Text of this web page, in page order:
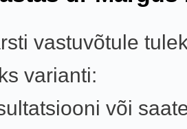
vastuvõtule
varianti:
või